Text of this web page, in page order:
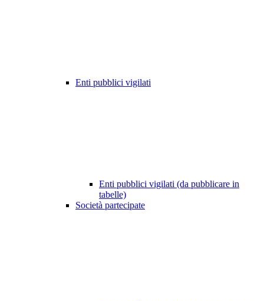
Enti pubblici vigilati
Enti pubblici vigilati (da pubblicare in
tabelle)
Società partecipate